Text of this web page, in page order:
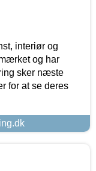
interiør og
og har
sker næste
for at se deres